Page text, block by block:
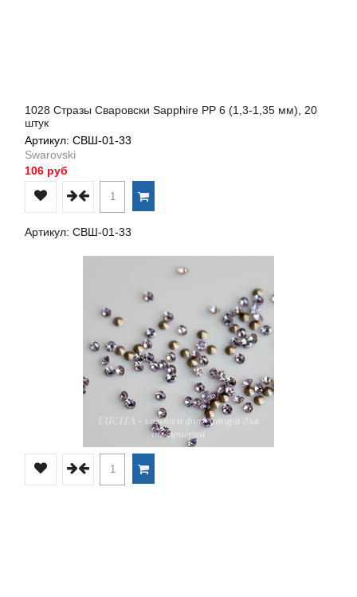
1028 Стразы Сваровски Sapphire PP 6 (1,3-1,35 мм), 20
штук
Артикул: СВШ-01-33
Swarovski
106 руб
Артикул: СВШ-01-33